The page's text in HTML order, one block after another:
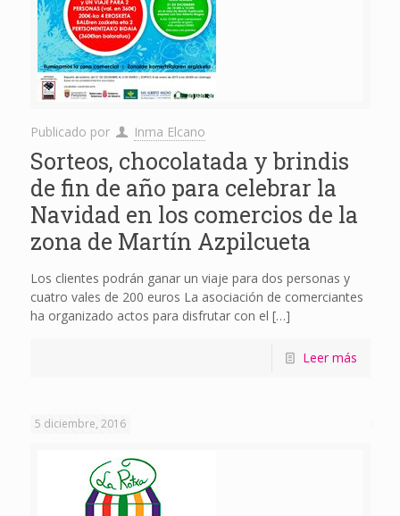
Publicado por Inma Elcano
Sorteos, chocolatada y brindis
de fin de año para celebrar la
Navidad en los comercios de la
zona de Martín Azpilcueta
Los clientes podrán ganar un viaje para dos personas y
cuatro vales de 200 euros La asociación de comerciantes
ha organizado actos para disfrutar con el […]
Leer más
5 diciembre, 2016